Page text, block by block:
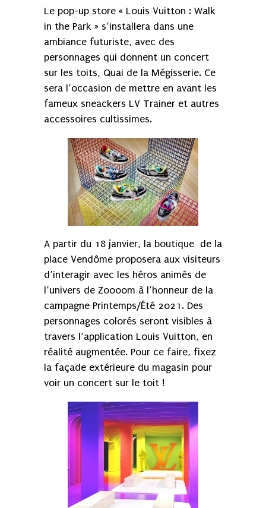
Le pop-up store « Louis Vuitton : Walk
in the Park » s’installera dans une
ambiance futuriste, avec des
personnages qui donnent un concert
sur les toits, Quai de la Mégisserie. Ce
sera l’occasion de mettre en avant les
fameux sneackers LV Trainer et autres
accessoires cultissimes.
A partir du 18 janvier, la boutique de la
place Vendôme proposera aux visiteurs
d’interagir avec les héros animés de
l’univers de Zoooom à l’honneur de la
campagne Printemps/Été 2021. Des
personnages colorés seront visibles à
travers l’application Louis Vuitton, en
réalité augmentée. Pour ce faire, fixez
la façade extérieure du magasin pour
voir un concert sur le toit !